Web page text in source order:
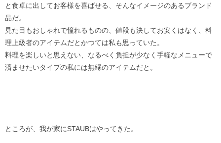
と食卓に出してお客様を喜ばせる、そんなイメージのあるブランド
品だ。
見た目もおしゃれで憧れるものの、値段も決してお安くはなく、料
理上級者のアイテムだとかつては私も思っていた。
料理を楽しいと思えない、なるべく負担が少なく手軽なメニューで
済ませたいタイプの私には無縁のアイテムだと。
ところが、我が家にSTAUBはやってきた。